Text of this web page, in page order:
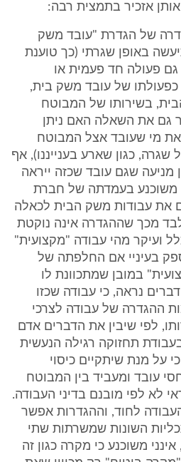
אזכיר בתמצית רבה:
של הגדרת "עובד משק
באופן שגרתי (כך טוענת
פעולה חד פעמית או
של עובד משק בית,
בשירותו של המבוטח
גם את השאלה האם ניתן
מי שעובד אצל המבוטח
כגון שארע בענייננו), אף
מניעה שגם עובד שכזה ייראה
משוכנע בעמדתה של חברת
את עבודות משק הבית לכאלה
מכך שההגדרה אינה נוקטת
ועיקר מהי עבודה "מקצועית"
בעיניי אם החלפתה של
במובן שמתכוונת לו
נראה, כי עבודה שכזו
ההגדרה של עבודה לצרכי
לפי שיבין את הדברים אדם
תחזוקה רגילה הנעשית
על מנת שיתקיים כיסוי
עובד ומעביד בין המבוטח
לא לפי מובנם בדיני העבודה.
העבודה לחוד, וההגדרות אפשר
השונות שמשרתות שתי
משוכנע כי מקרה כגון זה